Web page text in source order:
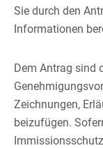
Sie durch den
Informationen
Dem Antrag sind
Zeichnungen,
beizufügen.